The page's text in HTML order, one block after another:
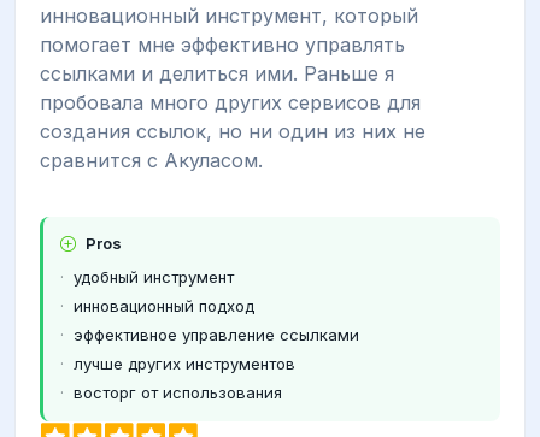
инновационный инструмент, который
помогает мне эффективно управлять
ссылками и делиться ими. Раньше я
пробовала много других сервисов для
создания ссылок, но ни один из них не
сравнится с Акуласом.
Pros
удобный инструмент
инновационный подход
эффективное управление ссылками
лучше других инструментов
восторг от использования